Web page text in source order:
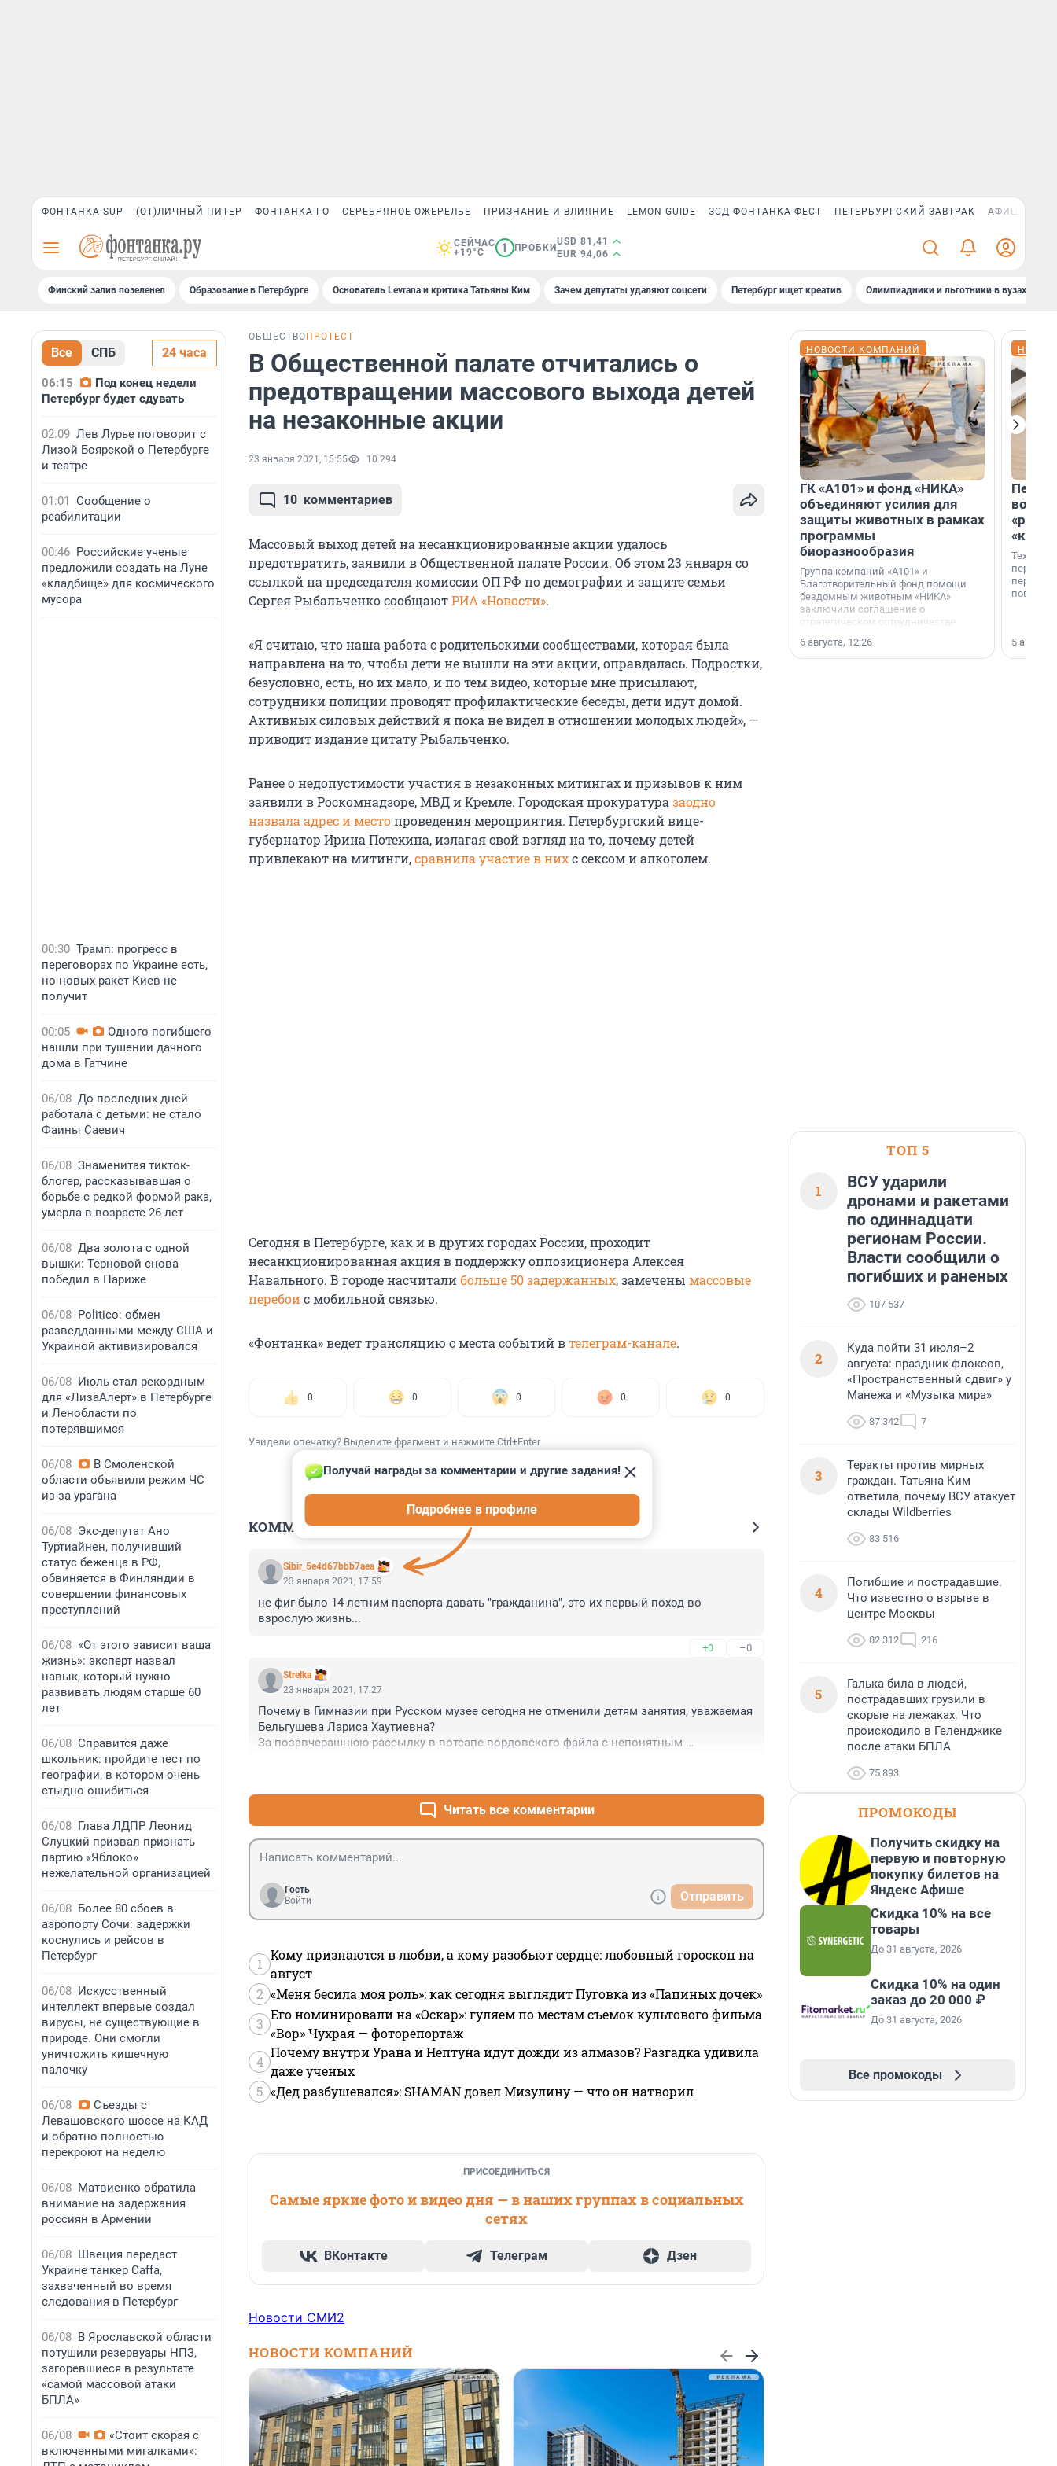
ФОНТАНКА SUP (ОТ)ЛИЧНЫЙ ПИТЕР ФОНТАНКА ГО СЕРЕБРЯНОЕ ОЖЕРЕЛЬЕ ПРИЗНАНИЕ И ВЛИЯНИЕ LEMON GUIDE ЗСД ФОНТАНКА ФЕСТ ПЕТЕРБУРГСКИЙ ЗАВТРАК АФИША PLUS
СЕЙЧАС
+19°C
1 ПРОБКИ
USD 81,41
EUR 94,06
Финский залив позеленел Образование в Петербурге Основатель Levrana и критика Татьяны Ким Зачем депутаты удаляют соцсети Петербург ищет креатив Олимпиадники и льготники в вузах СПб
Все СПБ 24 часа
06:15
Под конец недели
Петербург будет сдувать
02:09 Лев Лурье поговорит с
Лизой Боярской о Петербурге
и театре
01:01 Сообщение о
реабилитации
00:46 Российские ученые
предложили создать на Луне
«кладбище» для космического
мусора
00:30 Трамп: прогресс в
переговорах по Украине есть,
но новых ракет Киев не
получит
00:05
Одного погибшего
нашли при тушении дачного
дома в Гатчине
06/08 До последних дней
работала с детьми: не стало
Фаины Саевич
06/08 Знаменитая тикток-
блогер, рассказывавшая о
борьбе с редкой формой рака,
умерла в возрасте 26 лет
06/08 Два золота с одной
вышки: Терновой снова
победил в Париже
06/08 Politico: обмен
разведданными между США и
Украиной активизировался
06/08 Июль стал рекордным
для «ЛизаАлерт» в Петербурге
и Ленобласти по
потерявшимся
06/08
В Смоленской
области объявили режим ЧС
из-за урагана
06/08 Экс-депутат Ано
Туртиайнен, получивший
статус беженца в РФ,
обвиняется в Финляндии в
совершении финансовых
преступлений
06/08 «От этого зависит ваша
жизнь»: эксперт назвал
навык, который нужно
развивать людям старше 60
лет
06/08 Справится даже
школьник: пройдите тест по
географии, в котором очень
стыдно ошибиться
06/08 Глава ЛДПР Леонид
Слуцкий призвал признать
партию «Яблоко»
нежелательной организацией
06/08 Более 80 сбоев в
аэропорту Сочи: задержки
коснулись и рейсов в
Петербург
06/08 Искусственный
интеллект впервые создал
вирусы, не существующие в
природе. Они смогли
уничтожить кишечную
палочку
06/08
Съезды с
Левашовского шоссе на КАД
и обратно полностью
перекроют на неделю
06/08 Матвиенко обратила
внимание на задержания
россиян в Армении
06/08 Швеция передаст
Украине танкер Caffa,
захваченный во время
следования в Петербург
06/08 В Ярославской области
потушили резервуары НПЗ,
загоревшиеся в результате
«самой массовой атаки
БПЛА»
06/08
«Стоит скорая с
включенными мигалками»:
ОБЩЕСТВО ПРОТЕСТ
В Общественной палате отчитались о
предотвращении массового выхода детей
на незаконные акции
23 января 2021, 15:55 10 294
10 комментариев
Массовый выход детей на несанкционированные акции удалось
предотвратить, заявили в Общественной палате России. Об этом 23 января со
ссылкой на председателя комиссии ОП РФ по демографии и защите семьи
Сергея Рыбальченко сообщаютРИА «Новости».
«Я считаю, что наша работа с родительскими сообществами, которая была
направлена на то, чтобы дети не вышли на эти акции, оправдалась. Подростки,
безусловно, есть, но их мало, и по тем видео, которые мне присылают,
сотрудники полиции проводят профилактические беседы, дети идут домой.
Активных силовых действий я пока не видел в отношении молодых людей», —
приводит издание цитату Рыбальченко.
Ранее о недопустимости участия в незаконных митингах и призывов к ним
заявили в Роскомнадзоре, МВД и Кремле. Городская прокуратура заодно
назвала адрес и местопроведения мероприятия. Петербургский вице-
губернатор Ирина Потехина, излагая свой взгляд на то, почему детей
привлекают на митинги,сравнила участие в нихс сексом и алкоголем.
Сегодня в Петербурге, как и в других городах России, проходит
несанкционированная акция в поддержку оппозиционера Алексея
Навального. В городе насчиталибольше 50 задержанных, замечены массовые
перебоис мобильной связью.
«Фонтанка» ведет трансляцию с места событий втелеграм-канале.
0 0 0 0 0
Увидели опечатку? Выделите фрагмент и нажмите Ctrl+Enter
КОММЕНТАРИИ 10
Sibir_5e4d67bbb7aea
Получай награды за комментарии и другие задания!
Подробнее в профиле
23 января 2021, 17:59
не фиг было 14-летним паспорта давать "гражданина", это их первый поход во
взрослую жизнь...
+0 –0
Strelka
23 января 2021, 17:27
Почему в Гимназии при Русском музее сегодня не отменили детям занятия, уважаемая
Бельгушева Лариса Хаутиевна?
За позавчерашнюю рассылку в вотсапе вордовского файла с непонятным
Читать все комментарии
Гость
Войти
Отправить
1
Кому признаются в любви, а кому разобьют сердце: любовный гороскоп на
август
2 «Меня бесила моя роль»: как сегодня выглядит Пуговка из «Папиных дочек»
3
Его номинировали на «Оскар»: гуляем по местам съемок культового фильма
«Вор» Чухрая — фоторепортаж
4
Почему внутри Урана и Нептуна идут дожди из алмазов? Разгадка удивила
даже ученых
5 «Дед разбушевался»: SHAMAN довел Мизулину — что он натворил
ПРИСОЕДИНИТЬСЯ
Самые яркие фото и видео дня — в наших группах в социальных
сетях
ВКонтакте Телеграм Дзен
Новости СМИ2
НОВОСТИ КОМПАНИЙ
НОВОСТИ КОМПАНИЙ
ГК «А101» и фонд «НИКА»
объединяют усилия для
защиты животных в рамках
программы
биоразнообразия
Группа компаний «А101» и
Благотворительный фонд помощи
бездомным животным «НИКА»
заключили соглашение о
стратегическом сотрудничестве.
6 августа, 12:26
5
ТОП 5
1
ВСУ ударили
дронами и ракетами
по одиннадцати
регионам России.
Власти сообщили о
погибших и раненых
107 537
2
Куда пойти 31 июля–2
августа: праздник флоксов,
«Пространственный сдвиг» у
Манежа и «Музыка мира»
87 342 7
3
Теракты против мирных
граждан. Татьяна Ким
ответила, почему ВСУ атакует
склады Wildberries
83 516
4
Погибшие и пострадавшие.
Что известно о взрыве в
центре Москвы
82 312 216
5
Галька била в людей,
пострадавших грузили в
скорые на лежаках. Что
происходило в Геленджике
после атаки БПЛА
75 893
ПРОМОКОДЫ
Получить скидку на
первую и повторную
покупку билетов на
Яндекс Афише
Скидка 10% на все
товары
До 31 августа, 2026
Скидка 10% на один
заказ до 20 000 ₽
До 31 августа, 2026
Все промокоды